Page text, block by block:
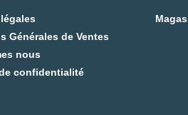
Générales de Ventes
nous
confidentialité